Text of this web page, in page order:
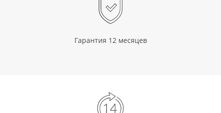
Гарантия 12 месяцев